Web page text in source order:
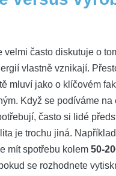
velmi ⁤často diskutuje o
vlastně ⁣vznikají.
mluví jako o klíčovém
Když ⁤se podíváme​ na
‌často⁣ si lidé
je trochu jiná.
‌mít spotřebu kolem 50-
se rozhodnete